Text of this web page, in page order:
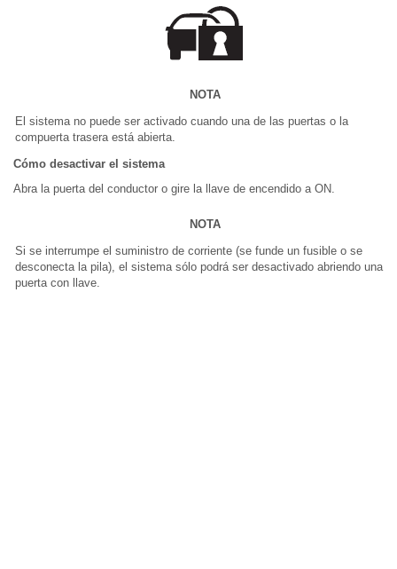
NOTA
El sistema no puede ser activado cuando una de las puertas o la
compuerta trasera está abierta.
Cómo desactivar el sistema
Abra la puerta del conductor o gire la llave de encendido a ON.
NOTA
Si se interrumpe el suministro de corriente (se funde un fusible o se
desconecta la pila), el sistema sólo podrá ser desactivado abriendo una
puerta con llave.